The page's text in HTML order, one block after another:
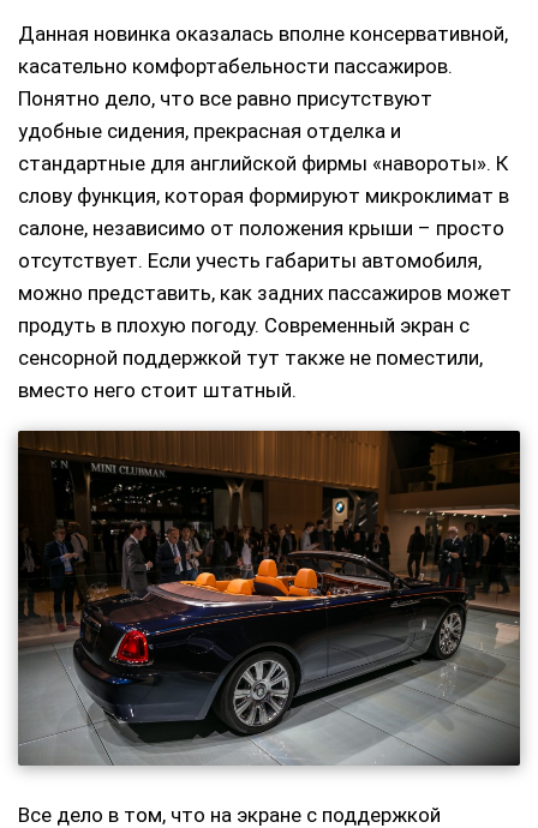
Данная новинка оказалась вполне консервативной,
касательно комфортабельности пассажиров.
Понятно дело, что все равно присутствуют
удобные сидения, прекрасная отделка и
стандартные для английской фирмы «навороты». К
слову функция, которая формируют микроклимат в
салоне, независимо от положения крыши – просто
отсутствует. Если учесть габариты автомобиля,
можно представить, как задних пассажиров может
продуть в плохую погоду. Современный экран с
сенсорной поддержкой тут также не поместили,
вместо него стоит штатный.
Все дело в том, что на экране с поддержкой